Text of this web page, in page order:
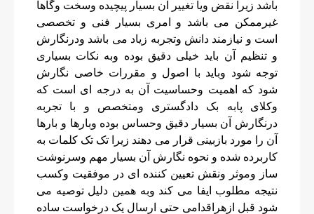
باشد زیرا نقض ویا تغییر آن بسیار پیچیده وسخت وگاها
غیرممکن می باشد و امری بسیار فنی و تخصصی
است و نیازمند دانش وتجربه زیاد می باشد ودرنگارش
و تنظیم آن باید خیلی دقیق بوده وبه نکات بسیاری
توجه شود وباید با اصول و مقررات خاصی نگارش
شود که اهمیت وحساسیت آن به درجه ای است که
وکلای پابه بک دادگستری ومتخصص و با تجربه
درنگارش آن بسیار دقیق وحساس بوده وبارها و بارها
آن را مورد بازبینی قرار می دهند زیرا تک تک کلمات به
کاربرده شده و نحوه نگارش آن بسیار مهم وسرنوشت
ساز وموثر ونقش تعیین کننده ای در موفقیت وکسب
نتیجه مطلوب ایفا می کند وبه همین دلیل توصیه می
شود قبل ازهراقدامی حتی ارسال یک درخواست ساده